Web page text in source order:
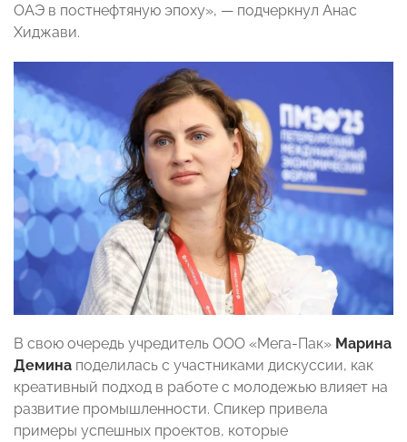
ОАЭ в постнефтяную эпоху», — подчеркнул Анас
Хиджави.
В свою очередь учредитель ООО «Мега-Пак» Марина
Демина поделилась с участниками дискуссии, как
креативный подход в работе с молодежью влияет на
развитие промышленности. Спикер привела
примеры успешных проектов, которые